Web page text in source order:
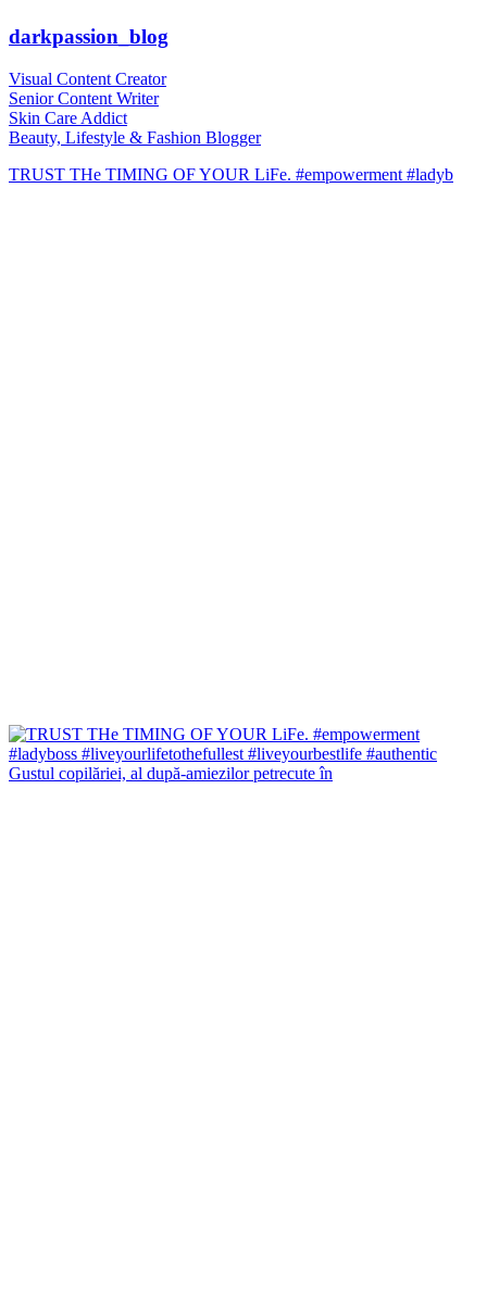
darkpassion_blog
Visual Content Creator
Senior Content Writer
Skin Care Addict
Beauty, Lifestyle & Fashion Blogger
TRUST THe TIMING OF YOUR LiFe. #empowerment #ladyb
Gustul copilăriei, al după-amiezilor petrecute în